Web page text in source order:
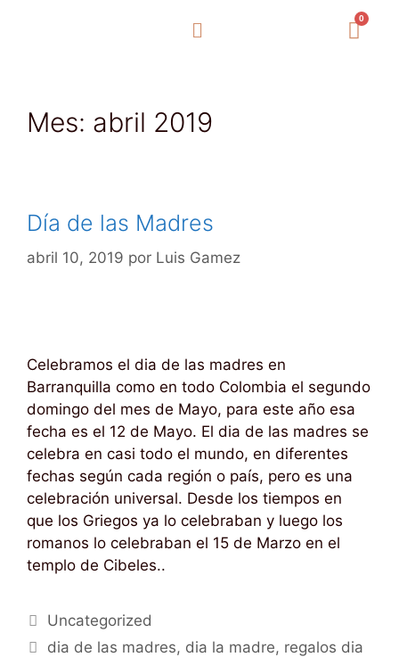
0
Mes: abril 2019
Día de las Madres
abril 10, 2019 por Luis Gamez
Celebramos el dia de las madres en
Barranquilla como en todo Colombia el segundo
domingo del mes de Mayo, para este año esa
fecha es el 12 de Mayo. El dia de las madres se
celebra en casi todo el mundo, en diferentes
fechas según cada región o país, pero es una
celebración universal. Desde los tiempos en
que los Griegos ya lo celebraban y luego los
romanos lo celebraban el 15 de Marzo en el
templo de Cibeles..
Uncategorized
dia de las madres, dia la madre, regalos dia